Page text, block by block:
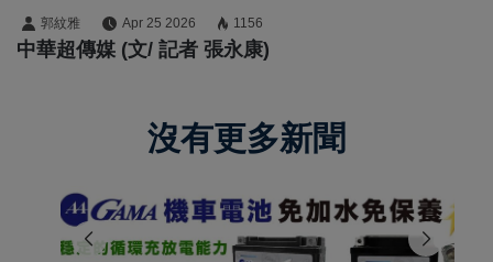
州旅客鐵道株式會社 CFO松
下琢磨談多角化布局
郭紋雅 Apr 25 2026 1156
中華超傳媒 (文/ 記者 張永康)
沒有更多新聞